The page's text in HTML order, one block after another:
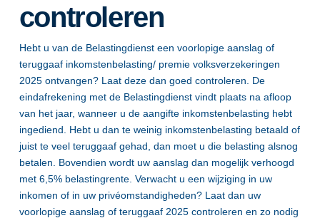
controleren
Hebt u van de Belastingdienst een voorlopige aanslag of
teruggaaf inkomstenbelasting/ premie volksverzekeringen
2025 ontvangen? Laat deze dan goed controleren. De
eindafrekening met de Belastingdienst vindt plaats na afloop
van het jaar, wanneer u de aangifte inkomstenbelasting hebt
ingediend. Hebt u dan te weinig inkomstenbelasting betaald of
juist te veel teruggaaf gehad, dan moet u die belasting alsnog
betalen. Bovendien wordt uw aanslag dan mogelijk verhoogd
met 6,5% belastingrente. Verwacht u een wijziging in uw
inkomen of in uw privéomstandigheden? Laat dan uw
voorlopige aanslag of teruggaaf 2025 controleren en zo nodig